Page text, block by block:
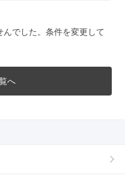
でした。条件を変更して
へ